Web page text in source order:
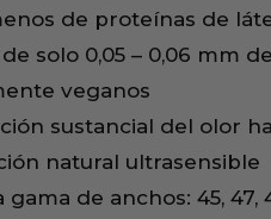
de proteínas de
solo 0,05 – 0,06 mm
veganos
sustancial del olor
natural ultrasensible
de anchos: 45, 47,